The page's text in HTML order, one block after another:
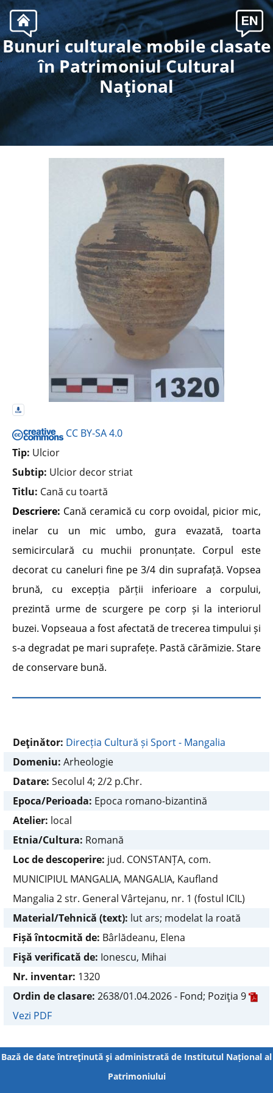
.
Bunuri culturale mobile clasate
în Patrimoniul Cultural
Naţional
CC BY-SA 4.0
Tip: Ulcior
Subtip: Ulcior decor striat
Titlu: Cană cu toartă
Descriere: Cană ceramică cu corp ovoidal, picior mic,
inelar cu un mic umbo, gura evazată, toarta
semicirculară cu muchii pronunțate. Corpul este
decorat cu caneluri fine pe 3/4 din suprafață. Vopsea
brună, cu excepția părții inferioare a corpului,
prezintă urme de scurgere pe corp și la interiorul
buzei. Vopseaua a fost afectată de trecerea timpului și
s-a degradat pe mari suprafețe. Pastă cărămizie. Stare
de conservare bună.
Deţinător: Direcția Cultură și Sport - Mangalia
Domeniu: Arheologie
Datare: Secolul 4; 2/2 p.Chr.
Epoca/Perioada: Epoca romano-bizantină
Atelier: local
Etnia/Cultura: Romană
Loc de descoperire: jud. CONSTANȚA, com.
MUNICIPIUL MANGALIA, MANGALIA, Kaufland
Mangalia 2 str. General Vârtejanu, nr. 1 (fostul ICIL)
Material/Tehnică (text): lut ars; modelat la roată
Fișă întocmită de: Bârlădeanu, Elena
Fişă verificată de: Ionescu, Mihai
Nr. inventar: 1320
Ordin de clasare: 2638/01.04.2026 - Fond; Poziţia 9
Vezi PDF
Bază de date întreţinută şi administrată de Institutul Național al
Patrimoniului